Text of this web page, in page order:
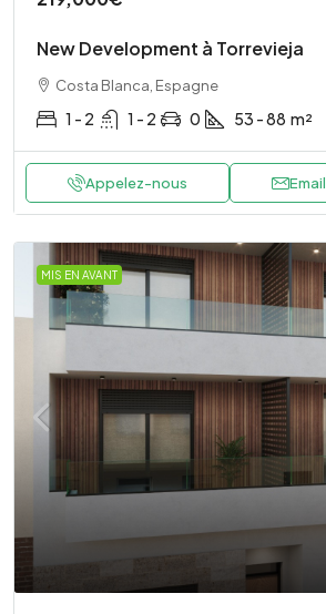
New Development à Torrevieja
Costa Blanca, Espagne
1 - 2 1 - 2 0 53 - 88 m²
Appelez-nous Email
MIS EN AVANT